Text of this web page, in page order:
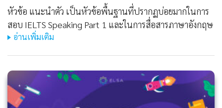
หัวข้อ แนะนำตัว เป็นหัวข้อพื้นฐานที่ปรากฏบ่อยมากในการ
สอบ IELTS Speaking Part 1 และในการสื่อสารภาษาอังกฤษ
อ่านเพิ่มเติม